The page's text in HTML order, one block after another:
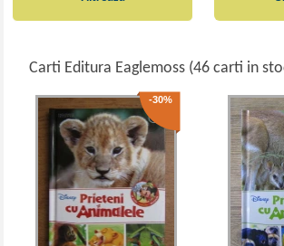
Carti Editura Eaglemoss (46 carti in
-30%